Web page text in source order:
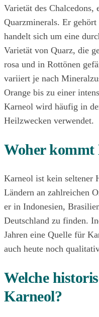
Varietät des
Quarzminerals. Er
handelt sich um eine
Varietät von Quarz, die
rosa und in Rottönen
variiert je nach
Orange bis zu einer
Karneol wird häufig in
Heilzwecken verwendet.
Woher kommt
Karneol ist kein seltener
Ländern an zahlreichen
er in Indonesien,
Deutschland zu finden.
Jahren eine Quelle für
auch heute noch
Welche
Karneol?